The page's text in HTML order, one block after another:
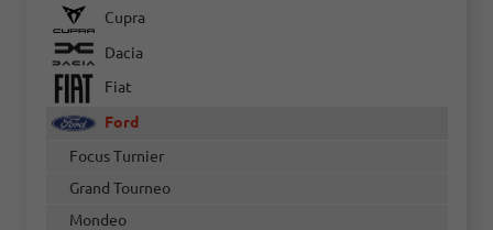
Cupra
Dacia
Fiat
Ford
Focus Turnier
Grand Tourneo
Mondeo